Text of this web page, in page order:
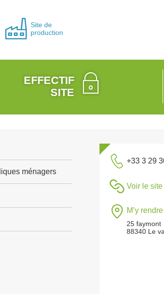
Site de
production
EFFECTIF
SITE
ménagers
+33 3 29
Voir le
M’y rendre
25 faymont
88340 Le